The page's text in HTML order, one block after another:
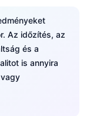
Az időzítés, az
és a
is annyira